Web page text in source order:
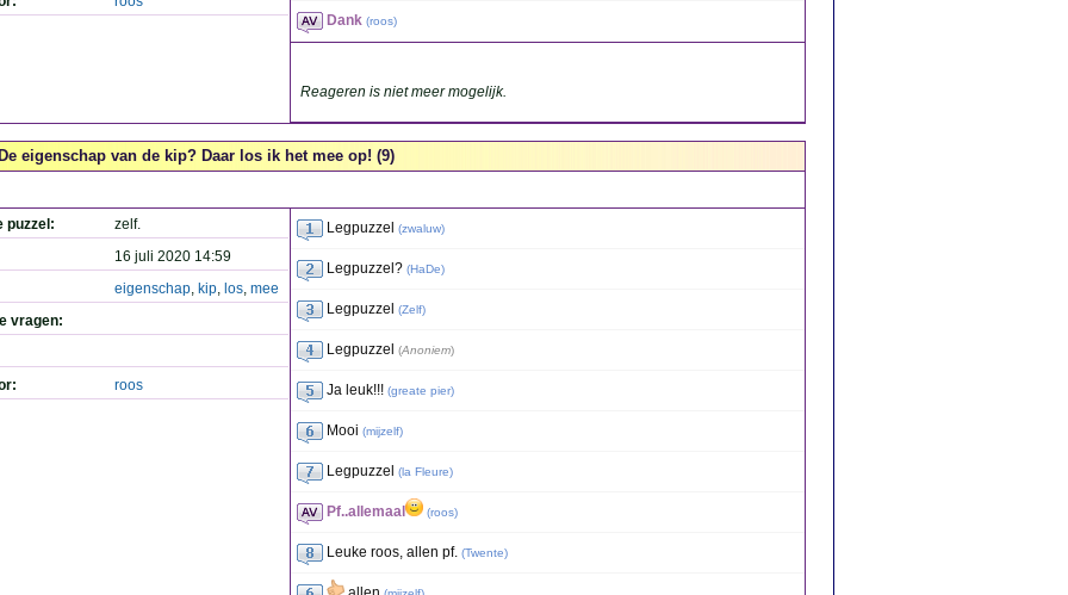
Dank (roos)
Reageren is niet meer mogelijk.
eigenschap van de kip? Daar los ik het mee op! (9)
puzzel:
zelf.
16 juli 2020 14:59
eigenschap, kip, los, mee
vragen:
roos
Legpuzzel (zwaluw)
Legpuzzel? (HaDe)
Legpuzzel (Zelf)
Legpuzzel (Anoniem)
Ja leuk!!! (greate pier)
Mooi (mijzelf)
Legpuzzel (la Fleure)
Pf..allemaal (roos)
Leuke roos, allen pf. (Twente)